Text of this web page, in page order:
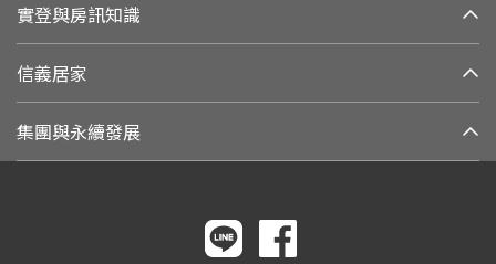
實登與房訊知識
信義居家
集團與永續發展